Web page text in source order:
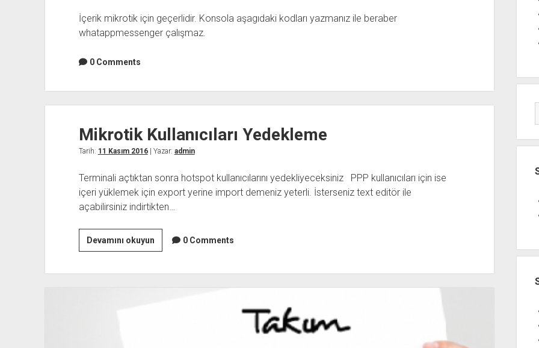
İçerik mikrotik için geçerlidir. Konsola aşagıdaki kodları yazmanız ile beraber
whatappmessenger çalışmaz.
0 Comments
Mikrotik Kullanıcıları Yedekleme
Tarih: 11 Kasım 2016| Yazar: admin
Terminali açtıktan sonra hotspot kullanıcılarını yedekliyeceksiniz PPP kullanıcıları için ise
içeri yüklemek için export yerine import demeniz yeterli. İsterseniz text editör ile
açabilirsiniz indirtikten…
Devamını okuyunMikrotik
Kullanıcıları
0 Comments